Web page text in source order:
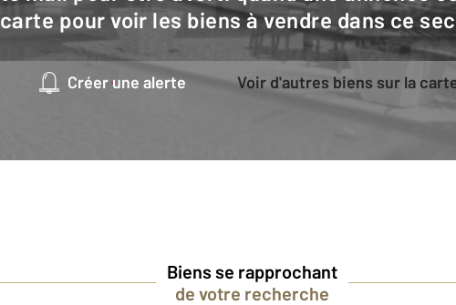
carte pour voir les biens à vendre dans ce
Créer une alerte Voir d'autres biens sur la
Biens se rapprochant
de votre recherche